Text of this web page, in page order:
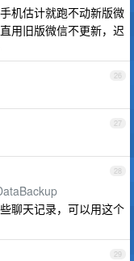
机估计就跑不动新版微
用旧版微信不更新，迟
26
27
28
聊天记录，可以用这个
29